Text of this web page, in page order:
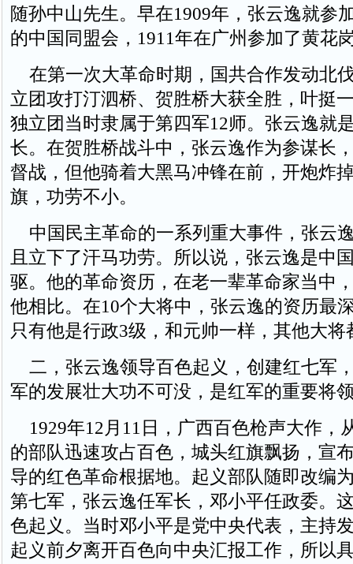
随孙中山先生。早在1909年，张云逸就参
的中国同盟会，1911年在广州参加了黄花
在第一次大革命时期，国共合作发动北
立团攻打汀泗桥、贺胜桥大获全胜，叶挺
独立团当时隶属于第四军12师。张云逸就
长。在贺胜桥战斗中，张云逸作为参谋长
督战，但他骑着大黑马冲锋在前，开炮炸
旗，功劳不小。
中国民主革命的一系列重大事件，张云
且立下了汗马功劳。所以说，张云逸是中
驱。他的革命资历，在老一辈革命家当中
他相比。在10个大将中，张云逸的资历最
只有他是行政3级，和元帅一样，其他大将
二，张云逸领导百色起义，创建红七军
军的发展壮大功不可没，是红军的重要将
1929年12月11日，广西百色枪声大作，
的部队迅速攻占百色，城头红旗飘扬，宣
导的红色革命根据地。起义部队随即改编
第七军，张云逸任军长，邓小平任政委。
色起义。当时邓小平是党中央代表，主持
起义前夕离开百色向中央汇报工作，所以